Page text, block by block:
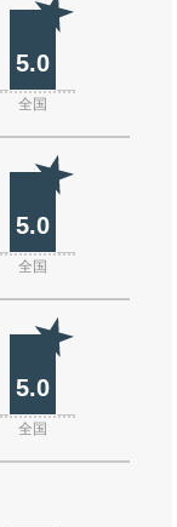
5.0
全国
5.0
全国
5.0
全国